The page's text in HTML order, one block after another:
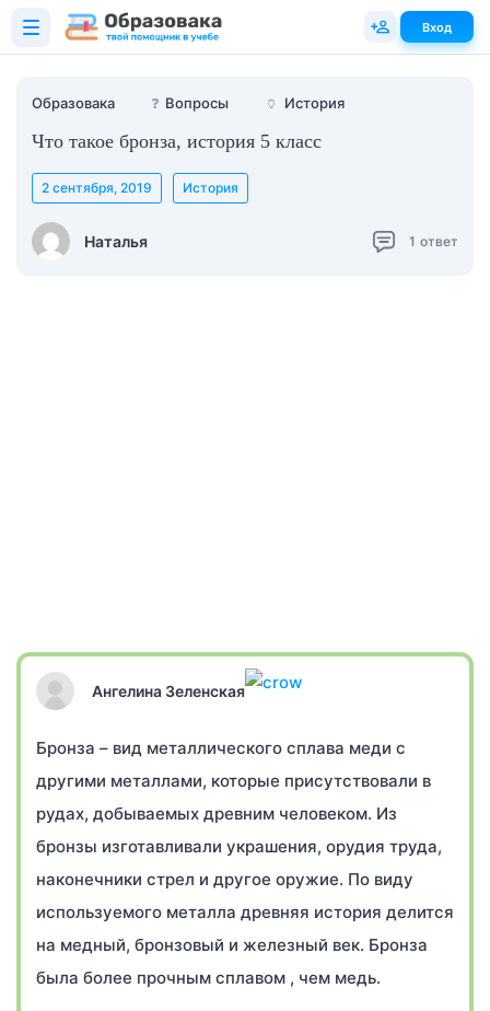
Образовака ❓ Вопросы 🏺 История
Что такое бронза, история 5 класс
Наталья
2 сентября, 2019 История
1 ответ
Ангелина Зеленская
Бронза – вид металлического сплава меди с
другими металлами, которые присутствовали в
рудах, добываемых древним человеком. Из
бронзы изготавливали украшения, орудия труда,
наконечники стрел и другое оружие. По виду
используемого металла древняя история делится
на медный, бронзовый и железный век. Бронза
была более прочным сплавом , чем медь.
Вход